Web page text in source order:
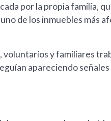
por la propia familia,
de los inmuebles más
y familiares
apareciendo